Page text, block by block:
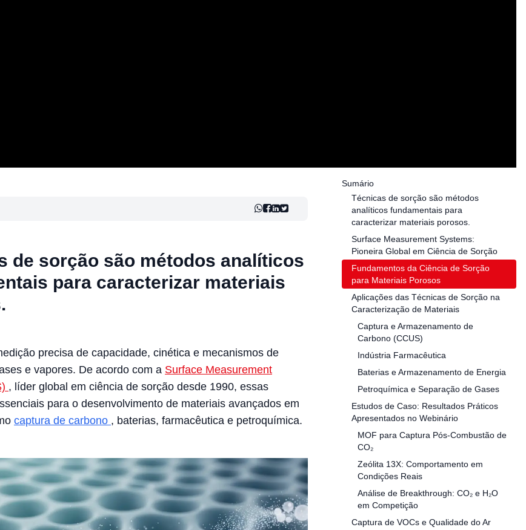
de sorção são métodos analíticos
para caracterizar materiais
precisa de capacidade, cinética e mecanismos de
e vapores. De acordo com a Surface Measurement
, líder global em ciência de sorção desde 1990, essas
para o desenvolvimento de materiais avançados em
captura de carbono , baterias, farmacêutica e petroquímica.
Sumário
Técnicas de sorção são métodos
analíticos fundamentais para
caracterizar materiais porosos.
Surface Measurement Systems:
Pioneira Global em Ciência de Sorção
Fundamentos da Ciência de Sorção
para Materiais Porosos
Aplicações das Técnicas de Sorção na
Caracterização de Materiais
Captura e Armazenamento de
Carbono (CCUS)
Indústria Farmacêutica
Baterias e Armazenamento de Energia
Petroquímica e Separação de Gases
Estudos de Caso: Resultados Práticos
Apresentados no Webinário
MOF para Captura Pós-Combustão de
CO₂
Zeólita 13X: Comportamento em
Condições Reais
Análise de Breakthrough: CO₂ e H₂O
em Competição
Captura de VOCs e Qualidade do Ar